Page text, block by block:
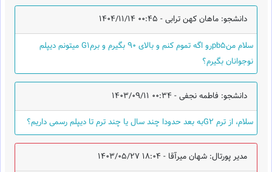
دانشجو: ماهان کهن ترابی - 1404/11/14 00:45
سلام منpb5رو اگه تموم کنم و بالای ۹۰ بگیرم و برمG1 میتونم دیپلم
نوجوانان بگیرم؟
دانشجو: فاطمه نجفی - 1403/09/11 00:34
سلام، از ترم G2به بعد حدودا چند سال یا چند ترم تا دیپلم رسمی داریم؟
مدیر پورتال: شهان میرآقا - 1403/05/27 18:04